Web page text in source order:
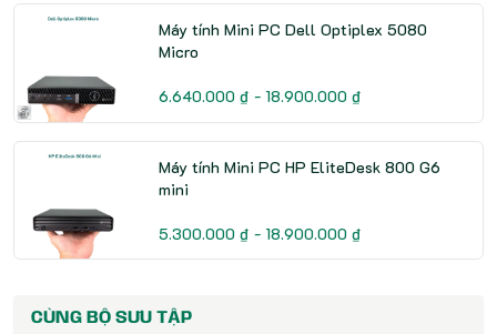
Máy tính Mini PC Dell Optiplex 5080
Micro
6.640.000 ₫ - 18.900.000 ₫
Máy tính Mini PC HP EliteDesk 800 G6
mini
5.300.000 ₫ - 18.900.000 ₫
CÙNG BỘ SƯU TẬP